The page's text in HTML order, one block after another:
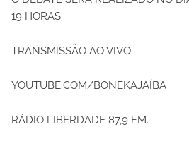
19 HORAS.
TRANSMISSÃO AO VIVO:
YOUTUBE.COM/BONEKAJAÍBA
RÁDIO LIBERDADE 87,9 FM.